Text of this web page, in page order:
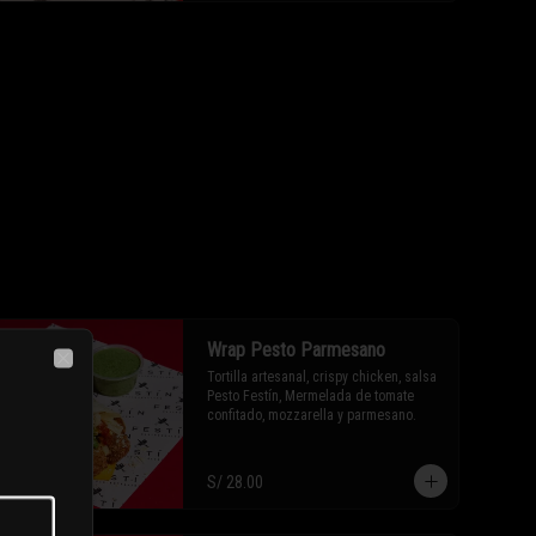
Wrap Pesto Parmesano
Tortilla artesanal, crispy chicken, salsa
Pesto Festín, Mermelada de tomate
confitado, mozzarella y parmesano.
S/ 28.00
Close